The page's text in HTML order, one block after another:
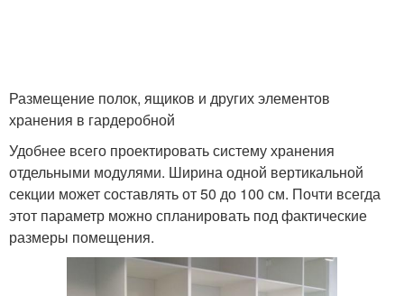
Размещение полок, ящиков и других элементов
хранения в гардеробной
Удобнее всего проектировать систему хранения
отдельными модулями. Ширина одной вертикальной
секции может составлять от 50 до 100 см. Почти всегда
этот параметр можно спланировать под фактические
размеры помещения.